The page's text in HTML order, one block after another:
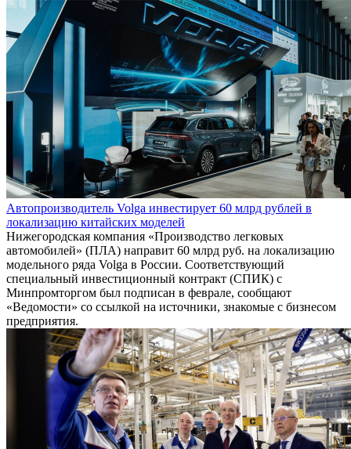
Автопроизводитель Volga инвестирует 60 млрд рублей в
локализацию китайских моделей
Нижегородская компания «Производство легковых
автомобилей» (ПЛА) направит 60 млрд руб. на локализацию
модельного ряда Volga в России. Соответствующий
специальный инвестиционный контракт (СПИК) с
Минпромторгом был подписан в феврале, сообщают
«Ведомости» со ссылкой на источники, знакомые с бизнесом
предприятия.